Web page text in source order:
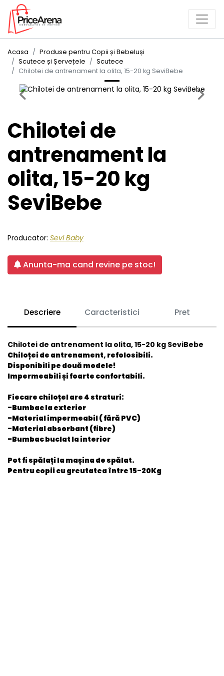
Acasa
Produse pentru Copii și Bebeluși
Scutece și Șervețele
Scutece
Chilotei de antrenament la olita, 15-20 kg SeviBebe
Previous Next
Chilotei de
antrenament la
olita, 15-20 kg
SeviBebe
Producator: Sevi Baby
Anunta-ma cand revine pe stoc!
Descriere Caracteristici Pret
Chilotei de antrenament la olita, 15-20 kg SeviBebe
Chiloței de antrenament, refolosibili.
Disponibili pe două modele!
Impermeabili și foarte confortabili.
Fiecare chiloțel are 4 straturi:
-Bumbac la exterior
-Material impermeabil ( fără PVC)
-Material absorbant (fibre)
-Bumbac buclat la interior
Pot fi spălați la mașina de spălat.
Pentru copii cu greutatea între 15-20Kg